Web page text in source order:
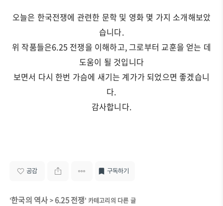
오늘은 한국전쟁에 관련한 문학 및 영화 몇 가지 소개해보았
습니다.
위 작품들은6.25 전쟁을 이해하고, 그로부터 교훈을 얻는 데
도움이 될 것입니다
보면서 다시 한번 가슴에 새기는 계가가 되었으면 좋겠습니
다.
감사합니다.
공감 구독하기
'한국의 역사 > 6.25 전쟁' 카테고리의 다른 글